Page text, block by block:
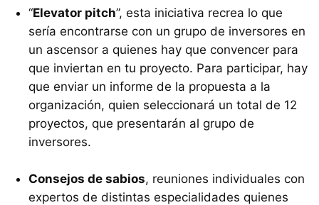
“Elevator pitch”, esta iniciativa recrea lo que
sería encontrarse con un grupo de inversores en
un ascensor a quienes hay que convencer para
que inviertan en tu proyecto. Para participar, hay
que enviar un informe de la propuesta a la
organización, quien seleccionará un total de 12
proyectos, que presentarán al grupo de
inversores.
Consejos de sabios, reuniones individuales con
expertos de distintas especialidades quienes